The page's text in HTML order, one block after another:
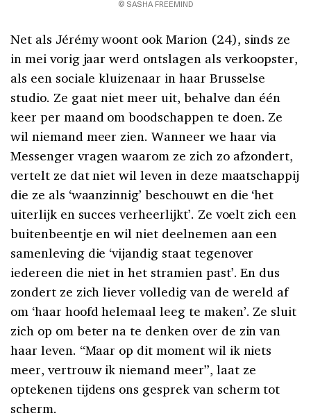
© SASHA FREEMIND
Net als Jérémy woont ook Marion (24), sinds ze
in mei vorig jaar werd ontslagen als verkoopster,
als een sociale kluizenaar in haar Brusselse
studio. Ze gaat niet meer uit, behalve dan één
keer per maand om boodschappen te doen. Ze
wil niemand meer zien. Wanneer we haar via
Messenger vragen waarom ze zich zo afzondert,
vertelt ze dat niet wil leven in deze maatschappij
die ze als ‘waanzinnig’ beschouwt en die ‘het
uiterlijk en succes verheerlijkt’. Ze voelt zich een
buitenbeentje en wil niet deelnemen aan een
samenleving die ‘vijandig staat tegenover
iedereen die niet in het stramien past’. En dus
zondert ze zich liever volledig van de wereld af
om ‘haar hoofd helemaal leeg te maken’. Ze sluit
zich op om beter na te denken over de zin van
haar leven. “Maar op dit moment wil ik niets
meer, vertrouw ik niemand meer”, laat ze
optekenen tijdens ons gesprek van scherm tot
scherm.